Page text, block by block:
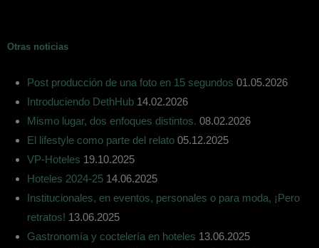
Otras noticias
Post producción de una foto en 15 segundos 01.05.2026
Introduciendo DethHub 14.02.2026
Mismo lugar, dos enfoques distintos. 08.02.2026
El lifestyle como parte del relato 05.12.2025
VP-Hoteles 19.10.2025
Hoteles 2024-25 14.06.2025
Institucionales, en eventos, personales o para moda, ¡Pero
retratos! 13.06.2025
Gastronomía y coctelería en hoteles 13.06.2025